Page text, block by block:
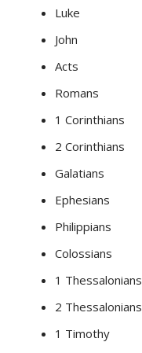
Luke
John
Acts
Romans
1 Corinthians
2 Corinthians
Galatians
Ephesians
Philippians
Colossians
1 Thessalonians
2 Thessalonians
1 Timothy